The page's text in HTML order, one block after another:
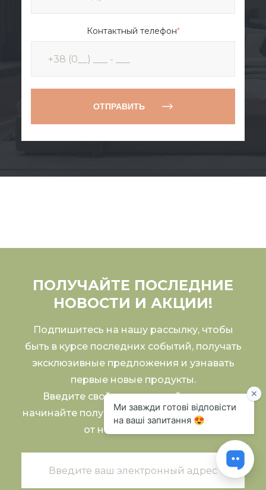
Контактный телефон*
ОТПРАВИТЬ
ПОЛУЧАЙТЕ ПОСЛЕДНИЕ
НОВОСТИ И АКЦИИ!
Подпишитесь на нашу рассылку, чтобы
быть в курсе последних событий, получать
эксклюзивные предложения и узнавать
первые новые продукты.
Введите свой электронный адрес и
начинайте получать эксклюзивный контент
от нашей команды!